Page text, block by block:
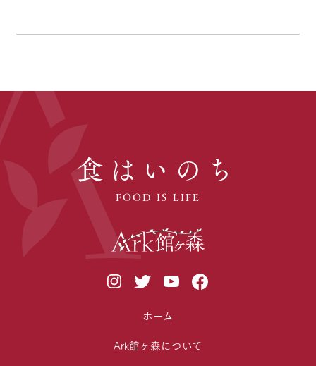
食はいのち
FOOD IS LIFE
ホーム
Ark館ヶ森について